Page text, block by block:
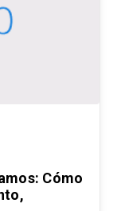
Cómo